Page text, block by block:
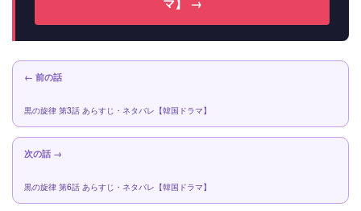
← 前の話
黒の旋律 第3話 あらすじ・ネタバレ【韓国ドラマ】
次の話 →
黒の旋律 第6話 あらすじ・ネタバレ【韓国ドラマ】